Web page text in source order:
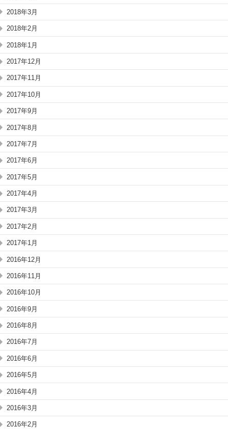
2018年3月
2018年2月
2018年1月
2017年12月
2017年11月
2017年10月
2017年9月
2017年8月
2017年7月
2017年6月
2017年5月
2017年4月
2017年3月
2017年2月
2017年1月
2016年12月
2016年11月
2016年10月
2016年9月
2016年8月
2016年7月
2016年6月
2016年5月
2016年4月
2016年3月
2016年2月